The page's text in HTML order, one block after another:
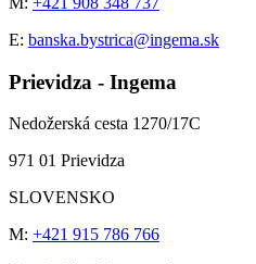
E: banska.bystrica@ingema.sk
Prievidza - Ingema
Nedožerská cesta 1270/17C
971 01 Prievidza
SLOVENSKO
M: +421 915 786 766